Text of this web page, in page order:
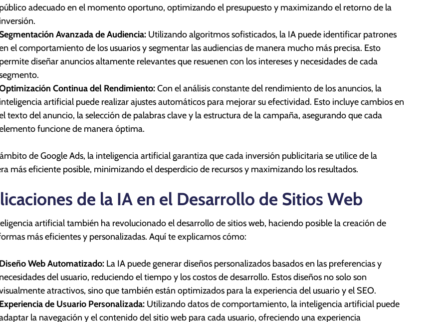
público adecuado en el momento oportuno, optimizando el presupuesto y maximizando el retorno de la
inversión.
Avanzada de Audiencia: Utilizando algoritmos sofisticados, la IA puede identificar patrones
el comportamiento de los usuarios y segmentar las audiencias de manera mucho más precisa. Esto
permite diseñar anuncios altamente relevantes que resuenen con los intereses y necesidades de cada
Continua del Rendimiento:Con el análisis constante del rendimiento de los anuncios, la
inteligencia artificial puede realizar ajustes automáticos para mejorar su efectividad. Esto incluye cambios en
texto del anuncio, la selección de palabras clave y la estructura de la campaña, asegurando que cada
funcione de manera óptima.
de Google Ads, la inteligencia artificial garantiza que cada inversión publicitaria se utilice de la
más eficiente posible, minimizando el desperdicio de recursos y maximizando los resultados.
de la IA en el Desarrollo de Sitios Web
artificial también ha revolucionado el desarrollo de sitios web, haciendo posible la creación de
más eficientes y personalizadas. Aquí te explicamos cómo:
Diseño Web Automatizado: La IA puede generar diseños personalizados basados en las preferencias y
necesidades del usuario, reduciendo el tiempo y los costos de desarrollo. Estos diseños no solo son
atractivos, sino que también están optimizados para la experiencia del usuario y el SEO.
Experiencia de Usuario Personalizada: Utilizando datos de comportamiento, la inteligencia artificial puede
la navegación y el contenido del sitio web para cada usuario, ofreciendo una experiencia